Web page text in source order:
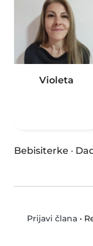
Violeta
Bebisiterke ·
Prijavi člana•